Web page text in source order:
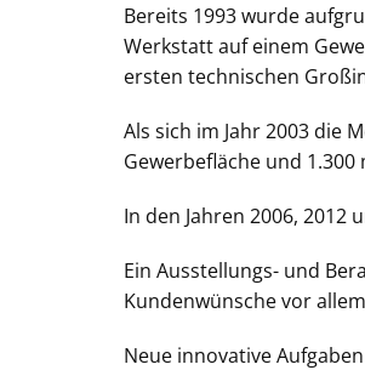
Bereits 1993 wurde
Werkstatt auf einem
ersten technischen
Als sich im Jahr 2003 die
Gewerbefläche und
In den Jahren 2006,
Ein Ausstellungs- und
Kundenwünsche vor
Neue innovative